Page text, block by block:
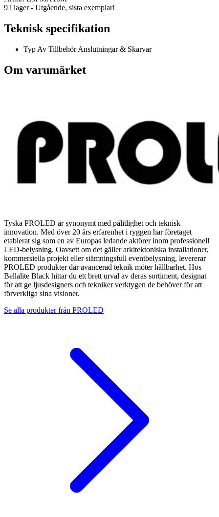
9 i lager - Utgående, sista exemplar!
Teknisk specifikation
Typ Av TillbehörAnslutningar & Skarvar
Om varumärket
Tyska PROLED är synonymt med pålitlighet och teknisk
innovation. Med över 20 års erfarenhet i ryggen har företaget
etablerat sig som en av Europas ledande aktörer inom professionell
LED-belysning. Oavsett om det gäller arkitektoniska installationer,
kommersiella projekt eller stämningsfull eventbelysning, levererar
PROLED produkter där avancerad teknik möter hållbarhet. Hos
Bellalite Black hittar du ett brett urval av deras sortiment, designat
för att ge ljusdesigners och tekniker verktygen de behöver för att
förverkliga sina visioner.
Se alla produkter från PROLED